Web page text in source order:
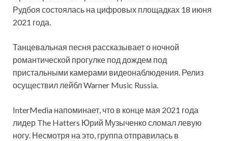
Рудбоя состоялась на цифровых площадках 18 июня
2021 года.
Танцевальная песня рассказывает о ночной
романтической прогулке под дождем под
пристальными камерами видеонаблюдения. Релиз
осуществил лейбл Warner Music Russia.
InterMedia напоминает, что в конце мая 2021 года
лидер The Hatters Юрий Музыченко сломал левую
ногу. Несмотря на это, группа отправилась в